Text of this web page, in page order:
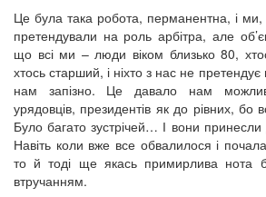
Це була така робота, перманентна, і
претендували на роль арбітра, але
що всі ми – люди віком близько 80,
хтось старший, і ніхто з нас не
нам запізно. Це давало нам
урядовців, президентів як до рівних,
Було багато зустрічей… І вони
Навіть коли вже все обвалилося і
то й тоді ще якась примирлива нота
втручанням.